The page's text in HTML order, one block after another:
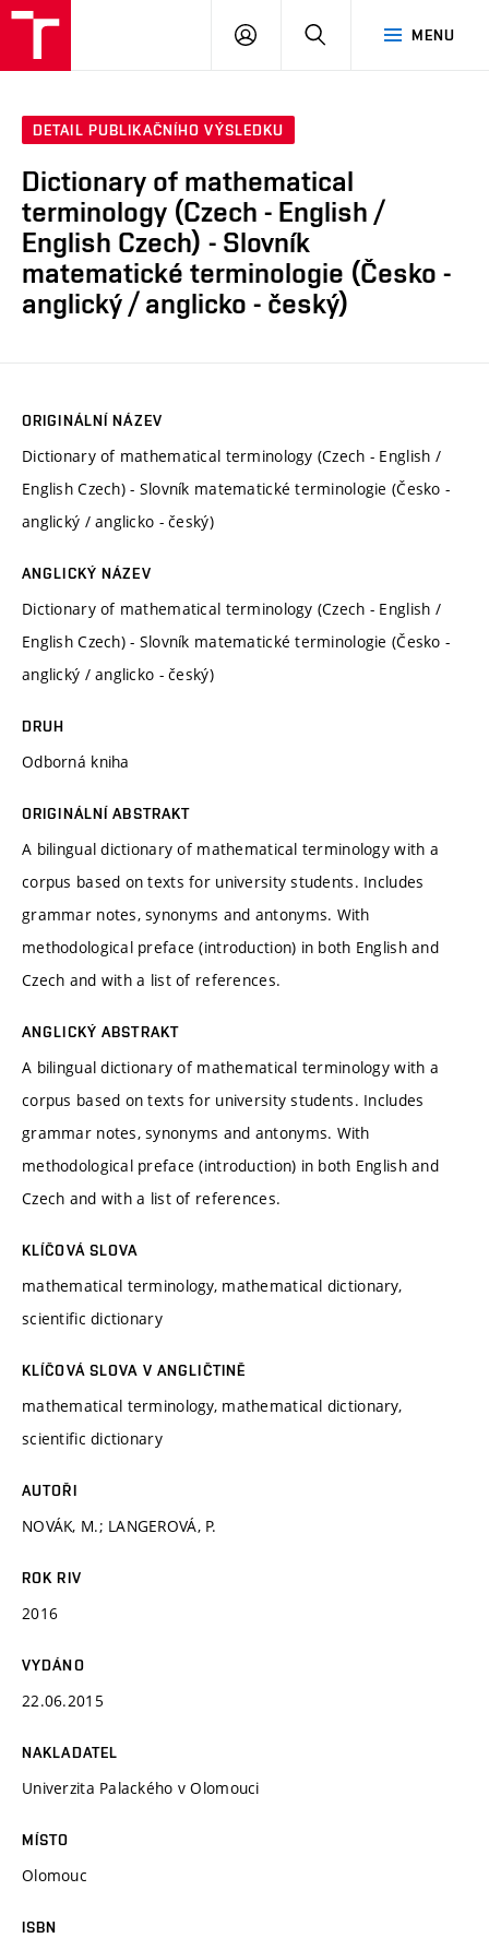
MENU
PŘIHLÁSIT
DETAIL PUBLIKAČNÍHO VÝSLEDKU
Dictionary of mathematical
terminology (Czech - English /
English Czech) - Slovník
matematické terminologie (Česko -
anglický / anglicko - český)
ORIGINÁLNÍ NÁZEV
Dictionary of mathematical terminology (Czech - English /
English Czech) - Slovník matematické terminologie (Česko -
anglický / anglicko - český)
ANGLICKÝ NÁZEV
Dictionary of mathematical terminology (Czech - English /
English Czech) - Slovník matematické terminologie (Česko -
anglický / anglicko - český)
DRUH
Odborná kniha
ORIGINÁLNÍ ABSTRAKT
A bilingual dictionary of mathematical terminology with a
corpus based on texts for university students. Includes
grammar notes, synonyms and antonyms. With
methodological preface (introduction) in both English and
Czech and with a list of references.
ANGLICKÝ ABSTRAKT
A bilingual dictionary of mathematical terminology with a
corpus based on texts for university students. Includes
grammar notes, synonyms and antonyms. With
methodological preface (introduction) in both English and
Czech and with a list of references.
KLÍČOVÁ SLOVA
mathematical terminology, mathematical dictionary,
scientific dictionary
KLÍČOVÁ SLOVA V ANGLIČTINĚ
mathematical terminology, mathematical dictionary,
scientific dictionary
AUTOŘI
NOVÁK, M.; LANGEROVÁ, P.
ROK RIV
2016
VYDÁNO
22.06.2015
NAKLADATEL
Univerzita Palackého v Olomouci
MÍSTO
Olomouc
ISBN